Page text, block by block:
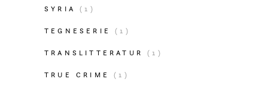
SYRIA (1)
TEGNESERIE (1)
TRANSLITTERATUR (1)
TRUE CRIME (1)